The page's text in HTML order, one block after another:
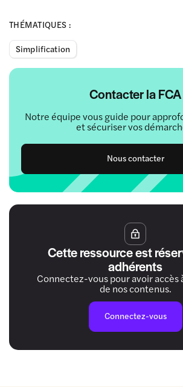
THÉMATIQUES :
Simplification
Contacter la FCA
Notre équipe vous guide pour
et sécuriser vos
Nous contacter
Cette ressource est
adhérents
Connectez-vous pour avoir accès
de nos contenus.
Connectez-vous